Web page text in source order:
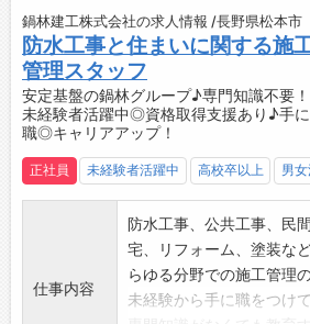
※服務規程あり
【頑張りが評価される社
毎月支給される高額イン
福利厚生の充実にも注力
介誌【エラベル】に３年
による収入アップや遇改
だける環境があります
【キャリアアップを目指
業界未経験入社の20代〜
の出店ともに、新しいポ
す。
スタッフから店長、エリ
での勤務など様々なキャ
で支援する組織風土が整
【年休120日でプライベ
年間休日120日、長期連
暇・年末年始休暇／7日
メリハリ！
ポジティブチェンジ制度
土日に振り替え可能です
【やりがい】
裁量が大きく一気通貫し
るため、自己成長したい
運営力」や「企画力」な
ながる汎用性の高いスキ
鍋林建工株式会社の求人情報 /長野県松本市
防水工事と住まいに関する施
管理スタッフ
安定基盤の鍋林グループ♪専門知識不要！
未経験者活躍中◎資格取得支援あり♪手に
職◎キャリアアップ！
正社員 未経験者活躍中 高校卒以上 男
仕事内容
防水工事、公共工事、民
宅、リフォーム、塗装な
らゆる分野での施工管理
未経験から手に職をつけ